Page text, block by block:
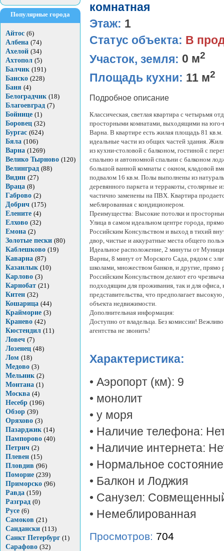
Популярные города
Айтос (6)
Албена (74)
Ахелой (34)
Ахтопол (5)
Балчик (191)
Банско (228)
Баня (4)
Белоградчик (18)
Благоевград (7)
Бойнице (1)
Боровец (32)
Бургас (624)
Бяла (106)
Варна (1269)
Велико Тырново (120)
Велинград (88)
Видин (27)
Враца (8)
Габрово (2)
Добрич (175)
Елените (4)
Елхово (32)
Емона (2)
Золотые пески (80)
Каблешково (19)
Каварна (87)
Казанлык (10)
Карлово (3)
Карнобат (21)
Китен (32)
Кошарица (44)
Крайморие (3)
Кранево (42)
Кюстендил (11)
Ловеч (7)
Лозенец (48)
Лом (18)
Медово (3)
Мельник (2)
Монтана (1)
Москва (4)
Несебр (196)
Обзор (39)
Оряхово (3)
Пазарджик (14)
Пампорово (40)
Петрич (2)
Плевен (15)
Пловдив (96)
Поморие (239)
Приморско (96)
Равда (159)
Разград (0)
Русе (6)
Самоков (21)
Сандански (113)
Санкт Петербург (1)
Сарафово (32)
комнатная
Этаж: 1
Статус объекта: В
Участок, земля: 0 м2
Площадь кухни: 11 м2
Подробное описание
Классическая, светлая квартира с четырьмя
просторными комнатами, выходящими на юго-
Варна. В квартире есть жилая площадь 81
идеальные части из общих частей здания.
из кухни-столовой с балконом, гостиной с
спальню и автономной спальни с балконом
большой ванной комнаты с окном, кладовой
подвалом 16 кв.м. Полы выполнены из
деревянного паркета и терракоты, столярные
частично заменены на ПВХ. Квартира
меблированная с кондиционером.
Преимущества: Высокие потолки и
Улица в самом идеальном центре города,
Российским Консульством и выход в тихий
двор, чистые и аккуратные места общего
Идеальное расположение, 2 минуты от
Варны, 8 минут от Морского Сада, рядом с
школами, множеством банков, и другие, прямо
Российским Консульством делают его
подходящим для проживания, так и для офиса,
представительства, что предполагает
объекта недвижимости.
Дополнительная информация:
Доступно от владельца. Без комиссии!
агентства не звонить!
Характеристика:
• Аэропорт (км): 9
• монолит
• у моря
• Наличие телефона:
• Наличие интернета:
• Нормальное состояние
• Балкон и Лоджия
• Санузел:
• Немеблированная
Просмотров: 704